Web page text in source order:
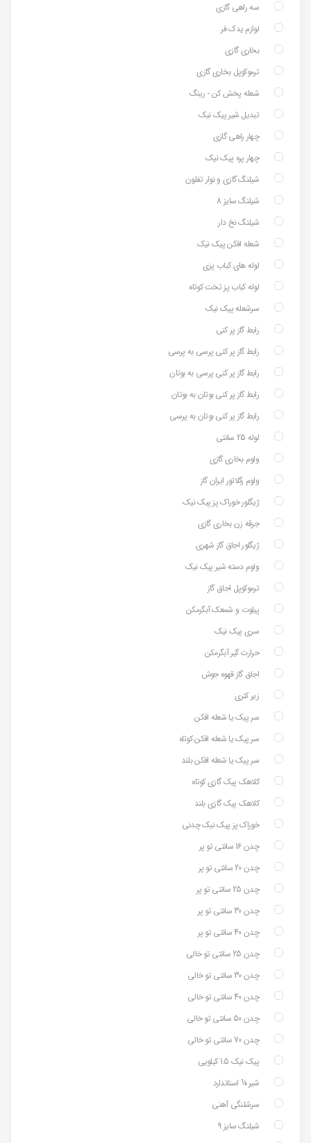
سه راهی گازی
لوازم یدک فر
بخاری گازی
ترموکوپل بخاری گازی
شعله پخش کن - رینگ
تبدیل شیر پیک نیک
چهار راهی گازی
چهار پره پیک نیک
شیلنگ گازی و نوار تفلون
شیلنگ سایز 8
شیلنگ نخ دار
شعله افکن پیک نیک
لوله های کباب پزی
لوله کباب پز تخت کوتاه
سرشعله پیک نیک
رابط گاز پر کنی
رابط گاز پر کنی پرسی به پرسی
رابط گاز پر کنی پرسی به بوتان
رابط گاز پر کنی بوتان به بوتان
رابط گاز پر کنی بوتان به پرسی
لوله 25 سانتی
ولوم بخاری گازی
ولوم رگلاتور ایران گاز
ژیگلور خوراک پز پیک نیک
جرقه زن بخاری گازی
ژیگلور اجاق گاز شهری
ولوم دسته شیر پیک نیک
ترموکوپل اجاق گاز
پیلوت و شمعک آبگرمکن
سری پیک نیک
حرارت گیر آبگرمکن
اجاق گاز قهوه جوش
زیر کتری
سر پیک یا شعله افکن
سر پیک یا شعله افکن کوتاه
سر پیک یا شعله افکن بلند
کلاهک پیک گازی کوتاه
کلاهک پیک گازی بلند
خوراک پز پیک نیک چدنی
چدن 16 سانتی تو پر
چدن 20 سانتی تو پر
چدن 25 سانتی تو پر
چدن 30 سانتی تو پر
چدن 40 سانتی تو پر
چدن 25 سانتی تو خالی
چدن 30 سانتی تو خالی
چدن 40 سانتی تو خالی
چدن 50 سانتی تو خالی
چدن 70 سانتی تو خالی
پیک نیک 1.5 کیلویی
شیر ¼ استاندارد
سرشلنگی آهنی
شیلنگ سایز 9